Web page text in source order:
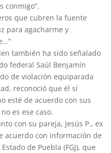
conmigo”.
que cubren la fuente
para agacharme y
también ha sido señalado
federal Saúl Benjamín
de violación equiparada
reconoció que él sí
esté de acuerdo con sus
es ese caso.
con su pareja, Jesús P., ex
acuerdo con información de
de Puebla (FGJ), que